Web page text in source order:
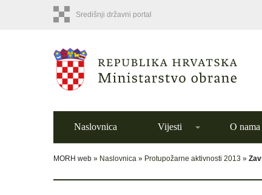
Središnji državni portal
Naslovnica Vijesti O nama
MORH web » Naslovnica » Protupožarne aktivnosti 2013 »